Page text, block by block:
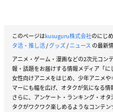
このページはkusuguru株式会社のにじ
タ活・推し活/グッズ/ニュース の最新
アニメ・ゲーム・漫画などの2次元コン
報・話題をお届けする情報メディア「に
女性向けアニメをはじめ、少年アニメ
マーにも幅を広げ、オタクが気になる情
さらに、アンケート・ランキング・オ
タクがワクワク楽しめるようなコンテン